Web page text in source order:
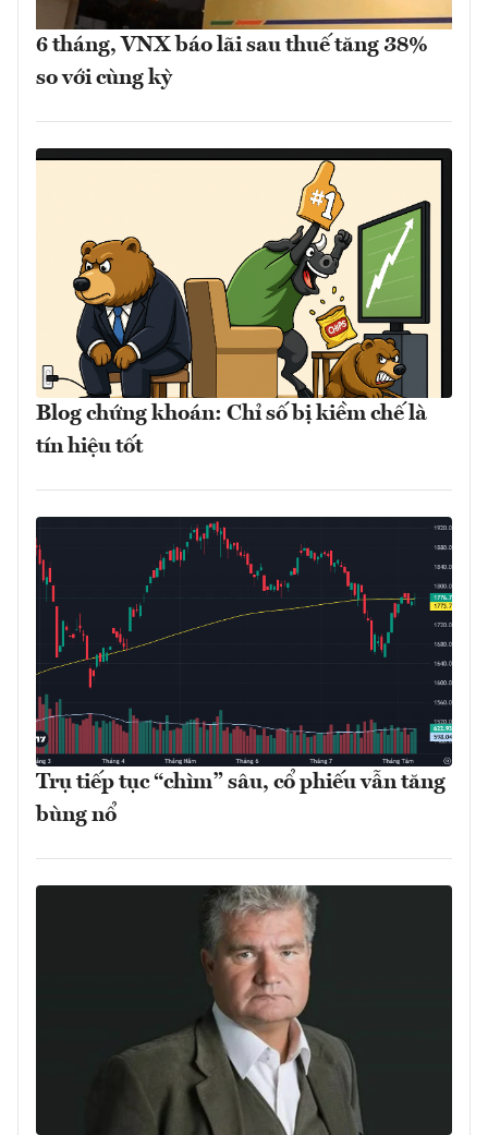
6 tháng, VNX báo lãi sau thuế tăng 38%
so với cùng kỳ
Blog chứng khoán: Chỉ số bị kiềm chế là
tín hiệu tốt
Trụ tiếp tục “chìm” sâu, cổ phiếu vẫn tăng
bùng nổ